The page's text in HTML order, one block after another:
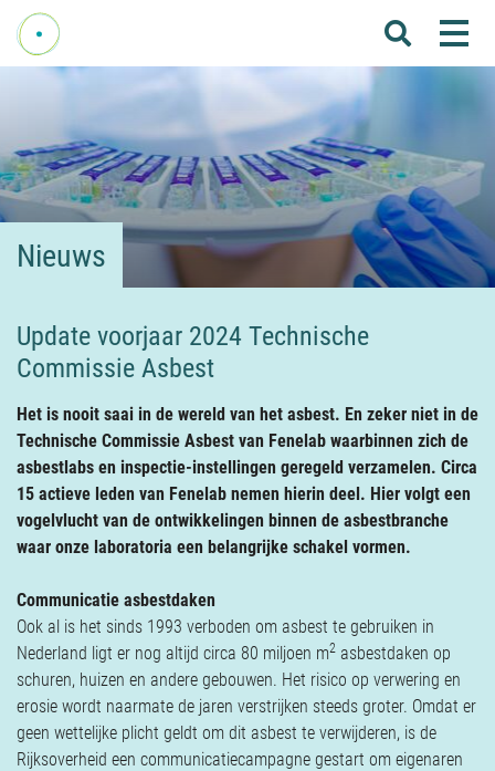
Over Fenelab
Commissies
Donateurs
Nieuws
Agenda
Internationaal
Verzekeringen
Contact
Nieuws
Update voorjaar 2024 Technische
Commissie Asbest
Het is nooit saai in de wereld van het asbest. En zeker niet in de
Technische Commissie Asbest van Fenelab waarbinnen zich de
asbestlabs en inspectie-instellingen geregeld verzamelen. Circa
15 actieve leden van Fenelab nemen hierin deel. Hier volgt een
vogelvlucht van de ontwikkelingen binnen de asbestbranche
waar onze laboratoria een belangrijke schakel vormen.
Communicatie asbestdaken
Ook al is het sinds 1993 verboden om asbest te gebruiken in
Nederland ligt er nog altijd circa 80 miljoen m2 asbestdaken op
schuren, huizen en andere gebouwen. Het risico op verwering en
erosie wordt naarmate de jaren verstrijken steeds groter. Omdat er
geen wettelijke plicht geldt om dit asbest te verwijderen, is de
Rijksoverheid een communicatiecampagne gestart om eigenaren